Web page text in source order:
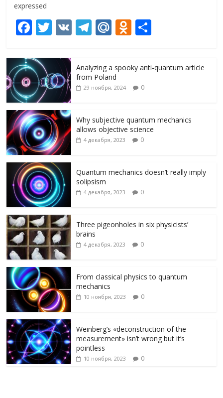
expressed
F
e
b
o
o
k
T
itt
er
V T
gr
a
M
R
u
O
n
o
kl
s
ni
р
и
т
Analyzing a spooky anti-quantum article
from Poland
29 ноября, 2024 0
Why subjective quantum mechanics
allows objective science
4 декабря, 2023 0
Quantum mechanics doesn’t really imply
solipsism
4 декабря, 2023 0
Three pigeonholes in six physicists’
brains
4 декабря, 2023 0
From classical physics to quantum
mechanics
10 ноября, 2023 0
Weinberg’s «deconstruction of the
measurement» isn’t wrong but it’s
pointless
10 ноября, 2023 0